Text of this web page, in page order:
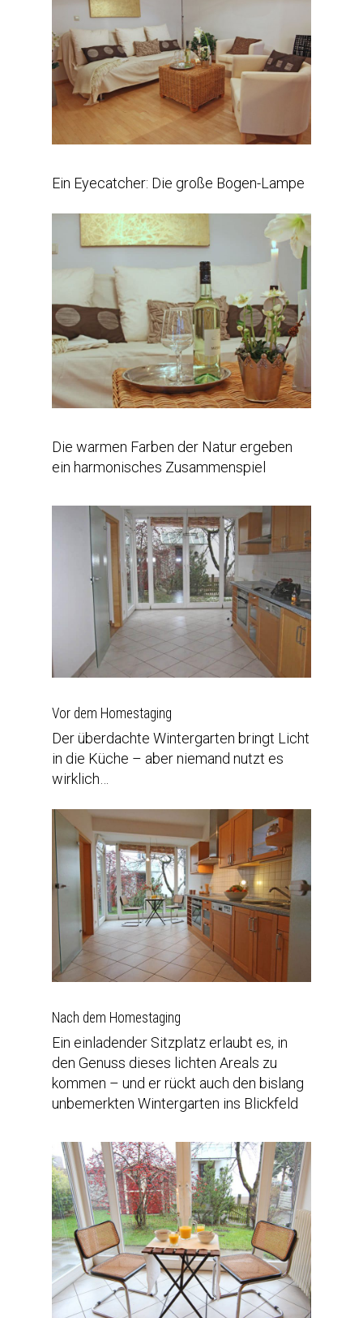
Ein Eyecatcher: Die große Bogen-Lampe
Die warmen Farben der Natur ergeben
ein harmonisches Zusammenspiel
Vor dem Homestaging
Der überdachte Wintergarten bringt Licht
in die Küche – aber niemand nutzt es
wirklich…
Nach dem Homestaging
Ein einladender Sitzplatz erlaubt es, in
den Genuss dieses lichten Areals zu
kommen – und er rückt auch den bislang
unbemerkten Wintergarten ins Blickfeld